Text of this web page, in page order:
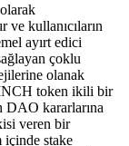
ve kullanıcıların
ayırt edici
çoklu
olanak
token ikili bir
DAO kararlarına
veren bir
içinde stake